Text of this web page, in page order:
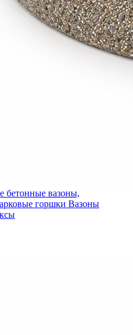
бетонные вазоны,
горшки Вазоны